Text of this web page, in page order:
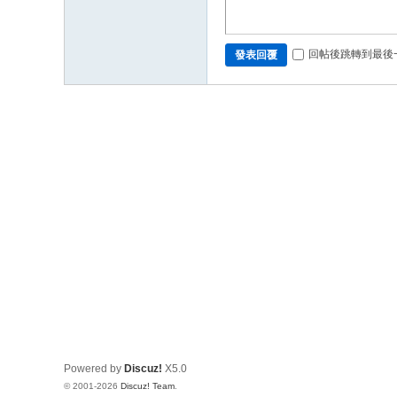
發表回覆 回帖後跳轉到最後
Powered by Discuz! X5.0
© 2001-2026 Discuz! Team